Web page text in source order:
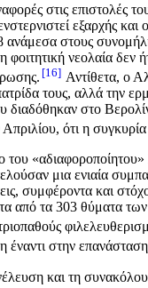
στις επιστολές
εξαρχής
ανάμεσα στους
νεολαία
16
Αντίθετα, ο
τους, αλλά την
διαδόθηκαν στο
ότι η συγκυρία
μια ενιαία
συμφέροντα και
από τα 303 θύματα
έναντι στην
και τη